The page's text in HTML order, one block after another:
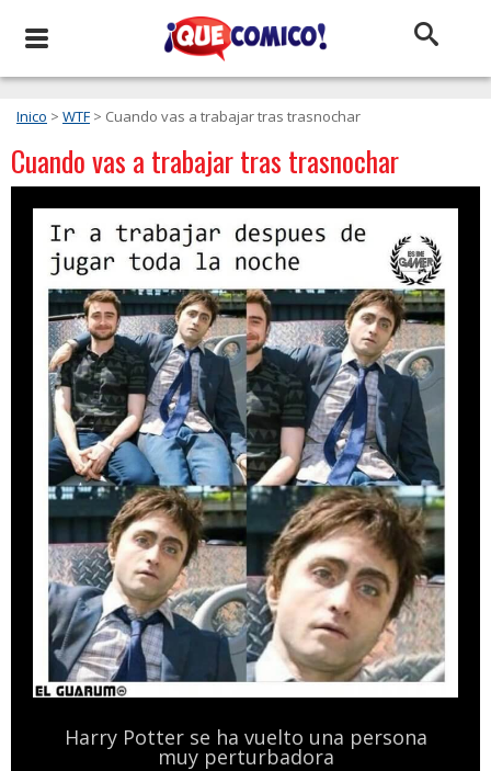
Inico > WTF > Cuando vas a trabajar tras trasnochar
Cuando vas a trabajar tras trasnochar
Harry Potter se ha vuelto una persona
muy perturbadora